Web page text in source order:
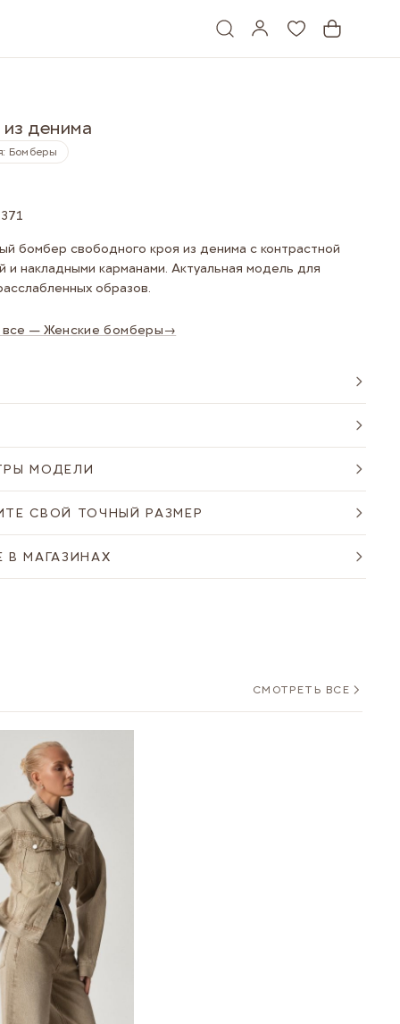
денима
Бомберы
бомбер свободного кроя из денима с контрастной
и накладными карманами. Актуальная модель для
образов.
— Женские бомберы→
МОДЕЛИ
СВОЙ ТОЧНЫЙ РАЗМЕР
В МАГАЗИНАХ
СМОТРЕТЬ ВСЕ
to carousel navigation using the skip links.